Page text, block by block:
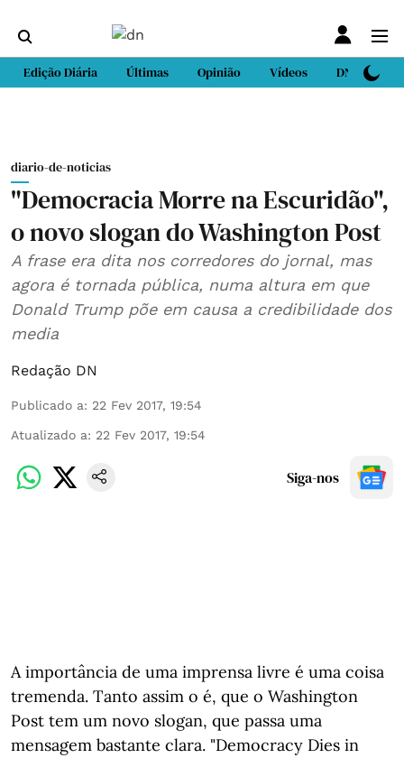
Edição Diária Últimas Opinião Vídeos DN Sport
diario-de-noticias
"Democracia Morre na Escuridão",
o novo slogan do Washington Post
A frase era dita nos corredores do jornal, mas
agora é tornada pública, numa altura em que
Donald Trump põe em causa a credibilidade dos
media
Redação DN
Publicado a: 22 Fev 2017, 19:54
Atualizado a: 22 Fev 2017, 19:54
Siga-nos
A importância de uma imprensa livre é uma coisa
tremenda. Tanto assim o é, que o Washington
Post tem um novo slogan, que passa uma
mensagem bastante clara. "Democracy Dies in